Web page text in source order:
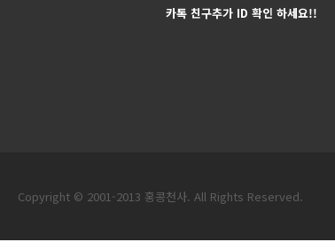
카톡 친구추가 ID 확인 하세요!!
Copyright © 2001-2013 홍콩천사. All Rights Reserved.